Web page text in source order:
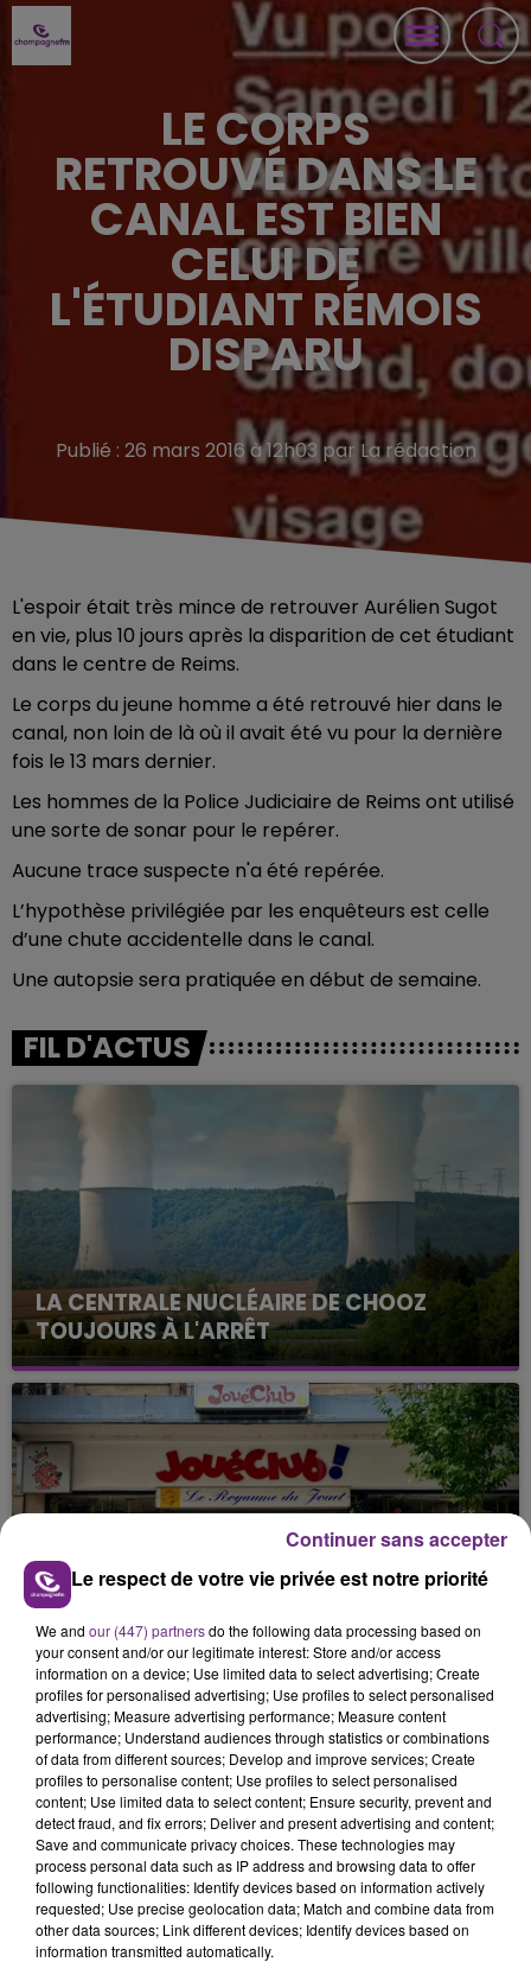
LE CORPS
RETROUVÉ DANS LE
CANAL EST BIEN
CELUI DE
L'ÉTUDIANT RÉMOIS
DISPARU
Publié : 26 mars 2016 à 12h03 par La rédaction
L'espoir était très mince de retrouver Aurélien Sugot
en vie, plus 10 jours après la disparition de cet étudiant
dans le centre de Reims.
Le corps du jeune homme a été retrouvé hier dans le
canal, non loin de là où il avait été vu pour la dernière
fois le 13 mars dernier.
Les hommes de la Police Judiciaire de Reims ont utilisé
une sorte de sonar pour le repérer.
Aucune trace suspecte n'a été repérée.
L’hypothèse privilégiée par les enquêteurs est celle
d’une chute accidentelle dans le canal.
Une autopsie sera pratiquée en début de semaine.
FIL D'ACTUS
LA CENTRALE NUCLÉAIRE DE CHOOZ
TOUJOURS À L'ARRÊT
Cela fait déjà une semaine que la centrale
nucléaire ardennaise est à l'arrêt. Une situation
justifiée par la sécheresse intense qui est toujours
présente.
LE MAGASIN JOUÉCLUB DE REIMS FERME
SES PORTES
C'était l'une des institutions du centre-ville
rémois. Le magasin JouéClub est contraint de
fermer ses portes.
TITRES DIFFUSÉS
5h52
5h52 5h49
5h49
Le respect de votre vie privée est notre priorité
We and our (447) partnersdo the following data processing based on
your consent and/or our legitimate interest: Store and/or access
information on a device; Use limited data to select advertising; Create
profiles for personalised advertising; Use profiles to select personalised
advertising; Measure advertising performance; Measure content
performance; Understand audiences through statistics or combinations
of data from different sources; Develop and improve services; Create
profiles to personalise content; Use profiles to select personalised
content; Use limited data to select content; Ensure security, prevent and
detect fraud, and fix errors; Deliver and present advertising and content;
Save and communicate privacy choices. These technologies may
process personal data such as IP address and browsing data to offer
following functionalities: Identify devices based on information actively
requested; Use precise geolocation data; Match and combine data from
other data sources; Link different devices; Identify devices based on
information transmitted automatically.
Continuer sans accepter